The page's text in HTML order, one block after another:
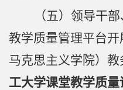
（五）领导干部
教学质量管理平台开
马克思主义学院） 教
工大学课堂教学质量